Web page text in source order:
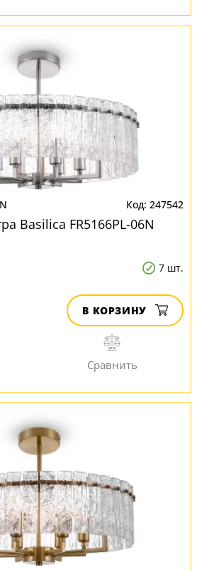
247542
Basilica FR5166PL-06N
7 шт.
В КОРЗИНУ